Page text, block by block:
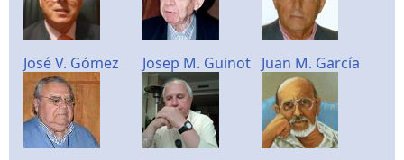
José V. Gómez Josep M. Guinot Juan M. García